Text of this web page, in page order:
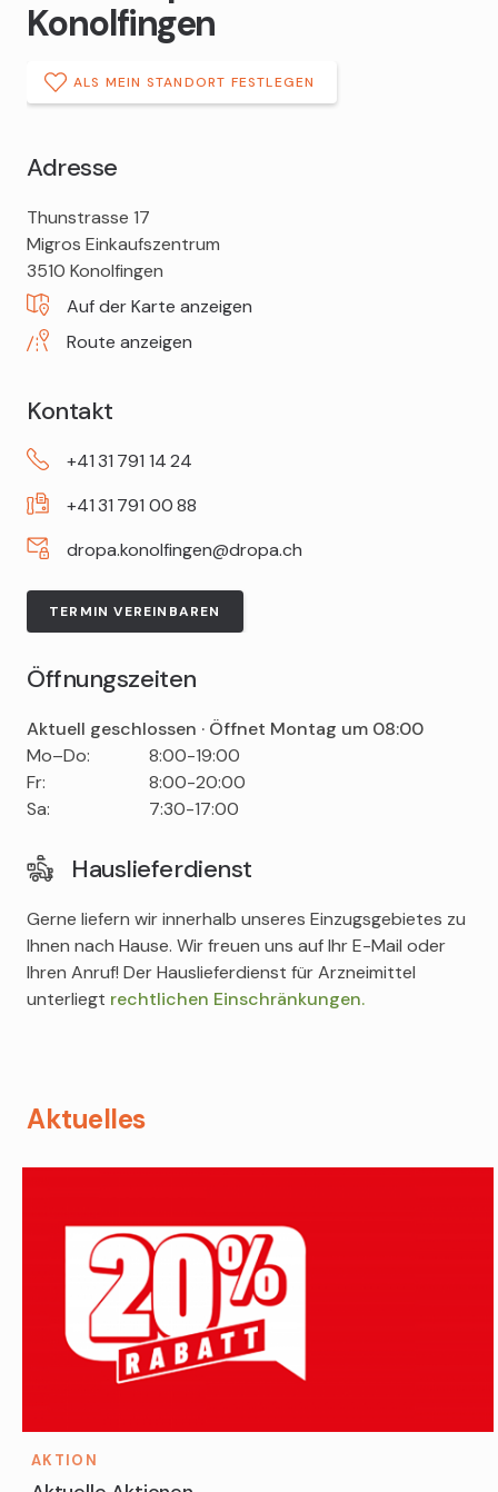
Konolfingen
ALS MEIN STANDORT FESTLEGEN
Adresse
DROPA
Apotheke
Konolfingen
Thunstrasse 17
Migros Einkaufszentrum
3510 Konolfingen
Auf der Karte anzeigen
Route anzeigen
Kontakt
+4131 791 1424
+4131 791 0088
dropa.konolfingen@dropa.ch
TERMIN VEREINBAREN
Öffnungszeiten
Aktuell geschlossen · Öffnet Montag um 08:00
Tag
Time
slot
Comment
Mo–Do:
8:00-19:00
Fr:
8:00-20:00
Sa:
7:30-17:00
Hauslieferdienst
Gerne liefern wir innerhalb unseres Einzugsgebietes zu
Ihnen nach Hause. Wir freuen uns auf Ihr E-Mail oder
Ihren Anruf! Der Hauslieferdienst für Arzneimittel
unterliegt rechtlichen Einschränkungen.
Aktuelles
AKTION